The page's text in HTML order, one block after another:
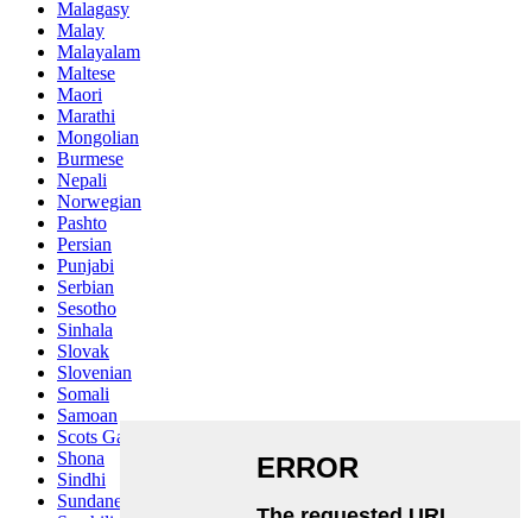
Malagasy
Malay
Malayalam
Maltese
Maori
Marathi
Mongolian
Burmese
Nepali
Norwegian
Pashto
Persian
Punjabi
Serbian
Sesotho
Sinhala
Slovak
Slovenian
Somali
Samoan
Scots Gaelic
Shona
Sindhi
Sundanese